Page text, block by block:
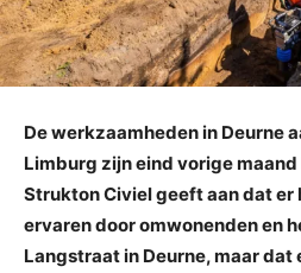
De werkzaamheden in Deurne
Limburg zijn eind vorige
Strukton Civiel geeft aan dat er
ervaren door omwonenden en
Langstraat in Deurne, maar